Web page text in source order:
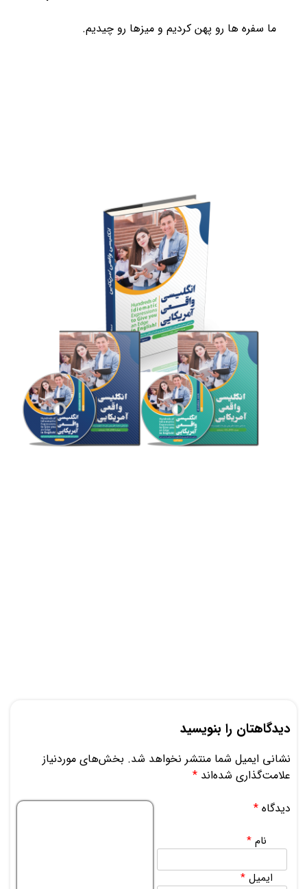
ما سفره ها رو پهن کردیم و میزها رو چیدیم.
دیدگاهتان را بنویسید
نشانی ایمیل شما منتشر نخواهد شد. بخش‌های موردنیاز
علامت‌گذاری شده‌اند *
دیدگاه *
نام*
ایمیل*